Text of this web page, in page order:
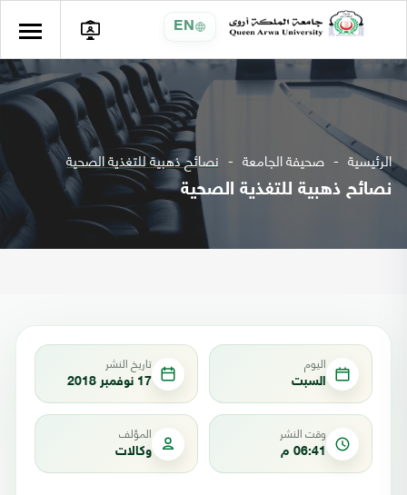
EN
الرئيسية صحيفة الجامعة نصائح ذهبية للتغذية الصحية
نصائح ذهبية للتغذية الصحية
اليوم
السبت
تاريخ النشر
17 نوفمبر 2018
وقت النشر
06:41 م
المؤلف
وكالات